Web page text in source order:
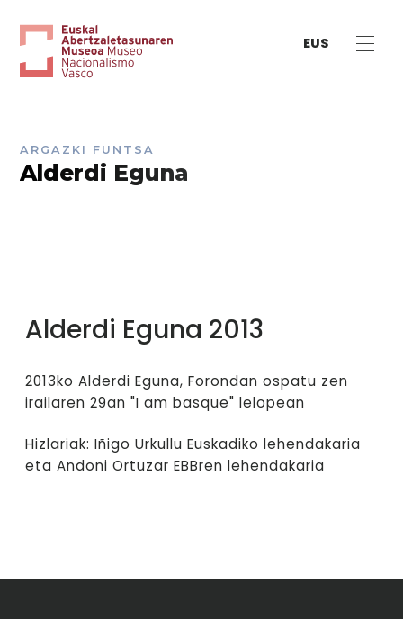
EUS
ARGAZKI FUNTSA
Alderdi Eguna
Alderdi Eguna 2013
2013ko Alderdi Eguna, Forondan ospatu zen
irailaren 29an "I am basque" lelopean
Hizlariak: Iñigo Urkullu Euskadiko lehendakaria
eta Andoni Ortuzar EBBren lehendakaria